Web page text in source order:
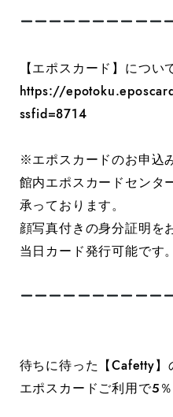
【エポスカード】につい
https://
ssfid=8714
※エポスカードのお申込
館内エポスカードセンタ
承っております。
顔写真付きの身分証明を
当日カード発行可能です。
待ちに待った【Cafetty】
エポスカードご利用で５